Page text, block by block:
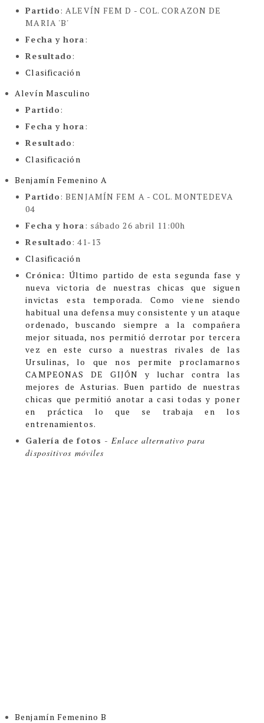
Partido: ALEVÍN FEM D - COL. CORAZON DE
MARIA 'B'
Fecha y hora:
Resultado:
Clasificación
Alevín Masculino
Partido:
Fecha y hora:
Resultado:
Clasificación
Benjamín Femenino A
Partido: BENJAMÍN FEM A - COL. MONTEDEVA
04
Fecha y hora: sábado 26 abril 11:00h
Resultado: 41-13
Clasificación
Crónica: Último partido de esta segunda fase y
nueva victoria de nuestras chicas que siguen
invictas esta temporada. Como viene siendo
habitual una defensa muy consistente y un ataque
ordenado, buscando siempre a la compañera
mejor situada, nos permitió derrotar por tercera
vez en este curso a nuestras rivales de las
Ursulinas, lo que nos permite proclamarnos
CAMPEONAS DE GIJÓN y luchar contra las
mejores de Asturias. Buen partido de nuestras
chicas que permitió anotar a casi todas y poner
en práctica lo que se trabaja en los
entrenamientos.
Galería de fotos -Enlace alternativo para
dispositivos móviles
Benjamín Femenino B